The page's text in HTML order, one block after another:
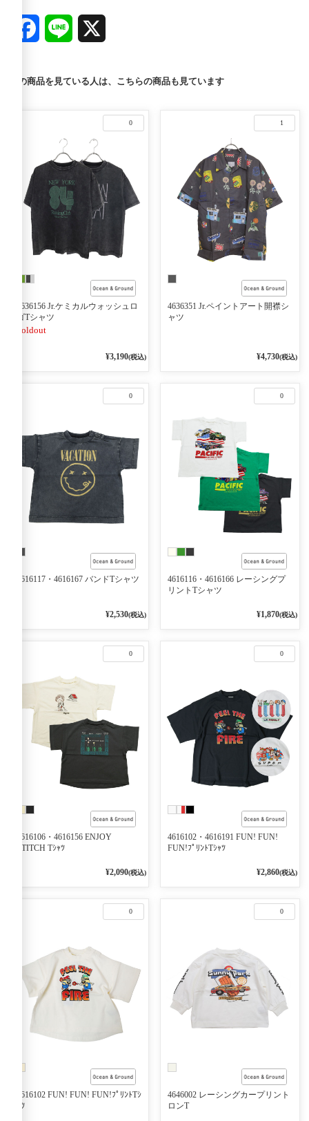
FacebookLine
この商品を見ている人は、こちらの商品も見ています
0
4636156 Jr.ケミカルウォッシュロ
ゴTシャツ
Soldout
¥3,190(税込)
1
4636351 Jr.ペイントアート開襟シ
ャツ
¥4,730(税込)
0
4616117・4616167 バンドTシャツ
¥2,530(税込)
0
4616116・4616166 レーシングプ
リントTシャツ
¥1,870(税込)
0
4616106・4616156 ENJOY
STITCH Tｼｬﾂ
¥2,090(税込)
0
4616102・4616191 FUN! FUN!
FUN!ﾌﾟﾘﾝﾄTｼｬﾂ
¥2,860(税込)
0
4616102 FUN! FUN! FUN!ﾌﾟﾘﾝﾄTｼ
ｬﾂ
0
4646002 レーシングカープリント
ロンT